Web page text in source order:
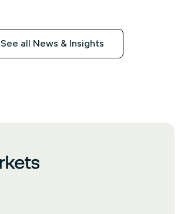
See all News & Insights